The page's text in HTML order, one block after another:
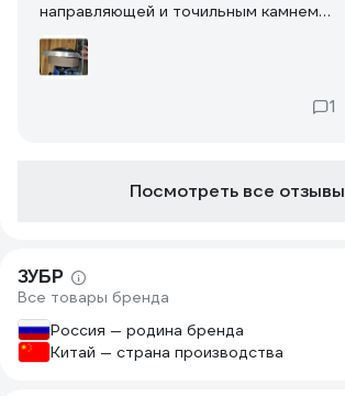
направляющей и точильным камнем
далеко не прямой. По этой причине не
возможно адекватно точить стамески
и ножи рубанка. Отправил по гарантии
официальный сайт- ответа не было на
Покупателям советую задуматься
перед приобретением техники Зубр.
Компания не заслуживает ни капли
доверия.
1
Посмотреть все отзывы
ЗУБР
Все товары бренда
Россия — родина бренда
Китай — страна производства